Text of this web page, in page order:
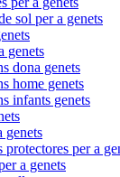
sol per a genets
genets
dona genets
home genets
infants genets
genets
per a
a genets